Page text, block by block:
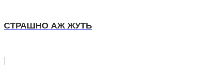
СТРАШНО АЖ ЖУТЬ